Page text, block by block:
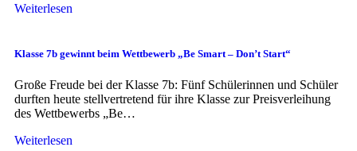
Weiterlesen
Klasse 7b gewinnt beim Wettbewerb „Be Smart – Don’t Start“
Große Freude bei der Klasse 7b: Fünf Schülerinnen und Schüler
durften heute stellvertretend für ihre Klasse zur Preisverleihung
des Wettbewerbs „Be…
Weiterlesen